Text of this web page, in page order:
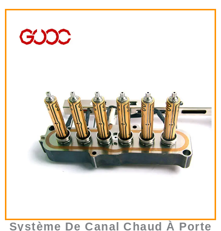
Système De Canal Chaud À Porte